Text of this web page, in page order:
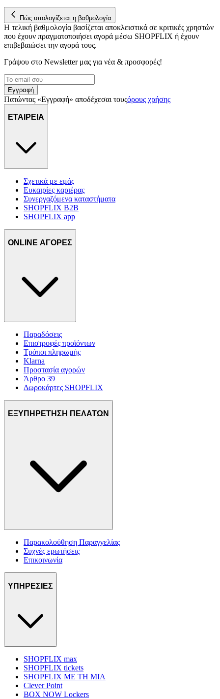
στη συσκευή σας, με σκοπό την προβολή εξατομικευμένων
διαφημίσεων και περιεχομένου, τις μετρήσεις σχετικά με
διαφημίσεις και περιεχόμενο, την καλύτερη εικόνα του κοινού
μας και την ανάπτυξη προϊόντων. Επίσης, κοινοποιούμε
πληροφορίες σχετικά με την από μέρους σας χρήση της
τοποθεσίας μας στους συνεργάτες μέσων κοινωνικής
δικτύωσης, διαφημίσεων και ανάλυσης.
Πώς υπολογίζεται η βαθμολογία
Η τελική βαθμολογία βασίζεται αποκλειστικά σε κριτικές χρηστών
που έχουν πραγματοποιήσει αγορά μέσω SHOPFLIX ή έχουν
επιβεβαιώσει την αγορά τους.
Γράψου στο Νewsletter μας για νέα & προσφορές!
Εγγραφή
Πατώντας «Εγγραφή» αποδέχεσαι τουςόρους χρήσης
ΕΤΑΙΡΕΙΑ
Σχετικά με εμάς
Ευκαιρίες καριέρας
Συνεργαζόμενα καταστήματα
SHOPFLIX B2B
SHOPFLIX app
ONLINE ΑΓΟΡΕΣ
Παραδόσεις
Επιστροφές προϊόντων
Τρόποι πληρωμής
Klarna
Προστασία αγορών
Άρθρο 39
Δωροκάρτες SHOPFLIX
ΕΞΥΠΗΡΕΤΗΣΗ ΠΕΛΑΤΩΝ
Παρακολούθηση Παραγγελίας
Συχνές ερωτήσεις
Επικοινωνία
ΥΠΗΡΕΣΙΕΣ
SHOPFLIX max
SHOPFLIX tickets
SHOPFLIX ΜΕ ΤΗ ΜΙΑ
Clever Point
BOX NOW Lockers